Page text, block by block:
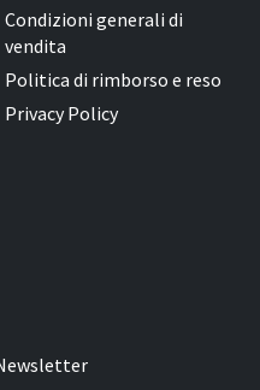
Condizioni generali di
vendita
Politica di rimborso e reso
Privacy Policy